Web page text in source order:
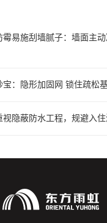
霉易施刮墙腻子：墙面主
宝：隐形加固网 锁住疏松
隐蔽防水工程，规避入